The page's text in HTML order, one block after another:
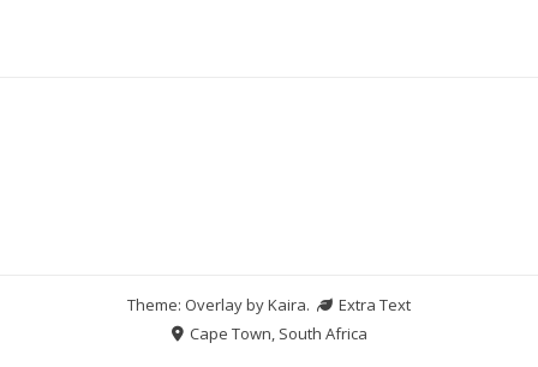
Theme: Overlay byKaira.
Extra Text
Cape Town, South Africa